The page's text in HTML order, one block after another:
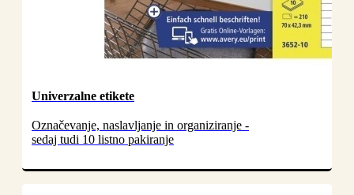
Univerzalne etikete
Označevanje, naslavljanje in organiziranje -
sedaj tudi 10 listno pakiranje